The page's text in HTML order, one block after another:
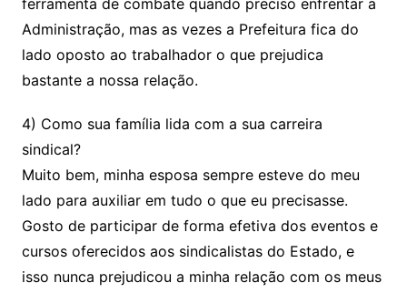
Administração, mas as vezes a Prefeitura fica do
lado oposto ao trabalhador o que prejudica
bastante a nossa relação.
4) Como sua família lida com a sua carreira
sindical?
Muito bem, minha esposa sempre esteve do meu
lado para auxiliar em tudo o que eu precisasse.
Gosto de participar de forma efetiva dos eventos e
cursos oferecidos aos sindicalistas do Estado, e
isso nunca prejudicou a minha relação com os meus